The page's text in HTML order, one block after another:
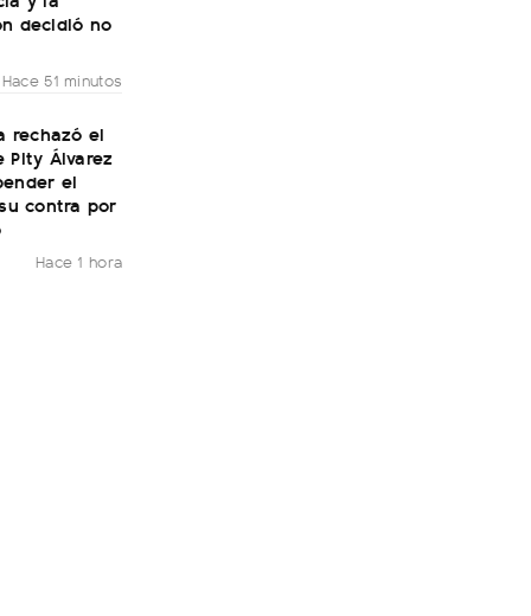
decidió no
Hace 51 minutos
rechazó el
Pity Álvarez
el
contra por
Hace 1 hora